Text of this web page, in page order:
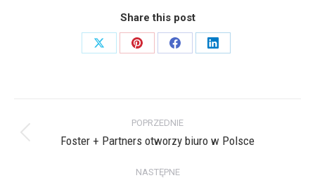
Share this post
Share
Share
Share
Share
wpisów
POPRZEDNIE
Poprzedni
Foster + Partners otworzy biuro w Polsce
NASTĘPNE